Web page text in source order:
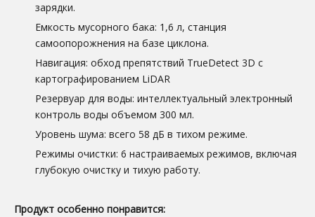
зарядки.
Емкость мусорного бака: 1,6 л, станция
самоопорожнения на базе циклона.
Навигация: обход препятствий TrueDetect 3D с
картографированием LiDAR
Резервуар для воды: интеллектуальный электронный
контроль воды объемом 300 мл.
Уровень шума: всего 58 дБ в тихом режиме.
Режимы очистки: 6 настраиваемых режимов, включая
глубокую очистку и тихую работу.
Продукт особенно понравится: